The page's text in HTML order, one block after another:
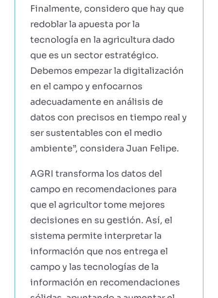
Finalmente, considero que hay que
redoblar la apuesta por la
tecnología en la agricultura dado
que es un sector estratégico.
Debemos empezar la digitalización
en el campo y enfocarnos
adecuadamente en análisis de
datos con precisos en tiempo real y
ser sustentables con el medio
ambiente”, considera Juan Felipe.
AGRI transforma los datos del
campo en recomendaciones para
que el agricultor tome mejores
decisiones en su gestión. Así, el
sistema permite interpretar la
información que nos entrega el
campo y las tecnologías de la
información en recomendaciones